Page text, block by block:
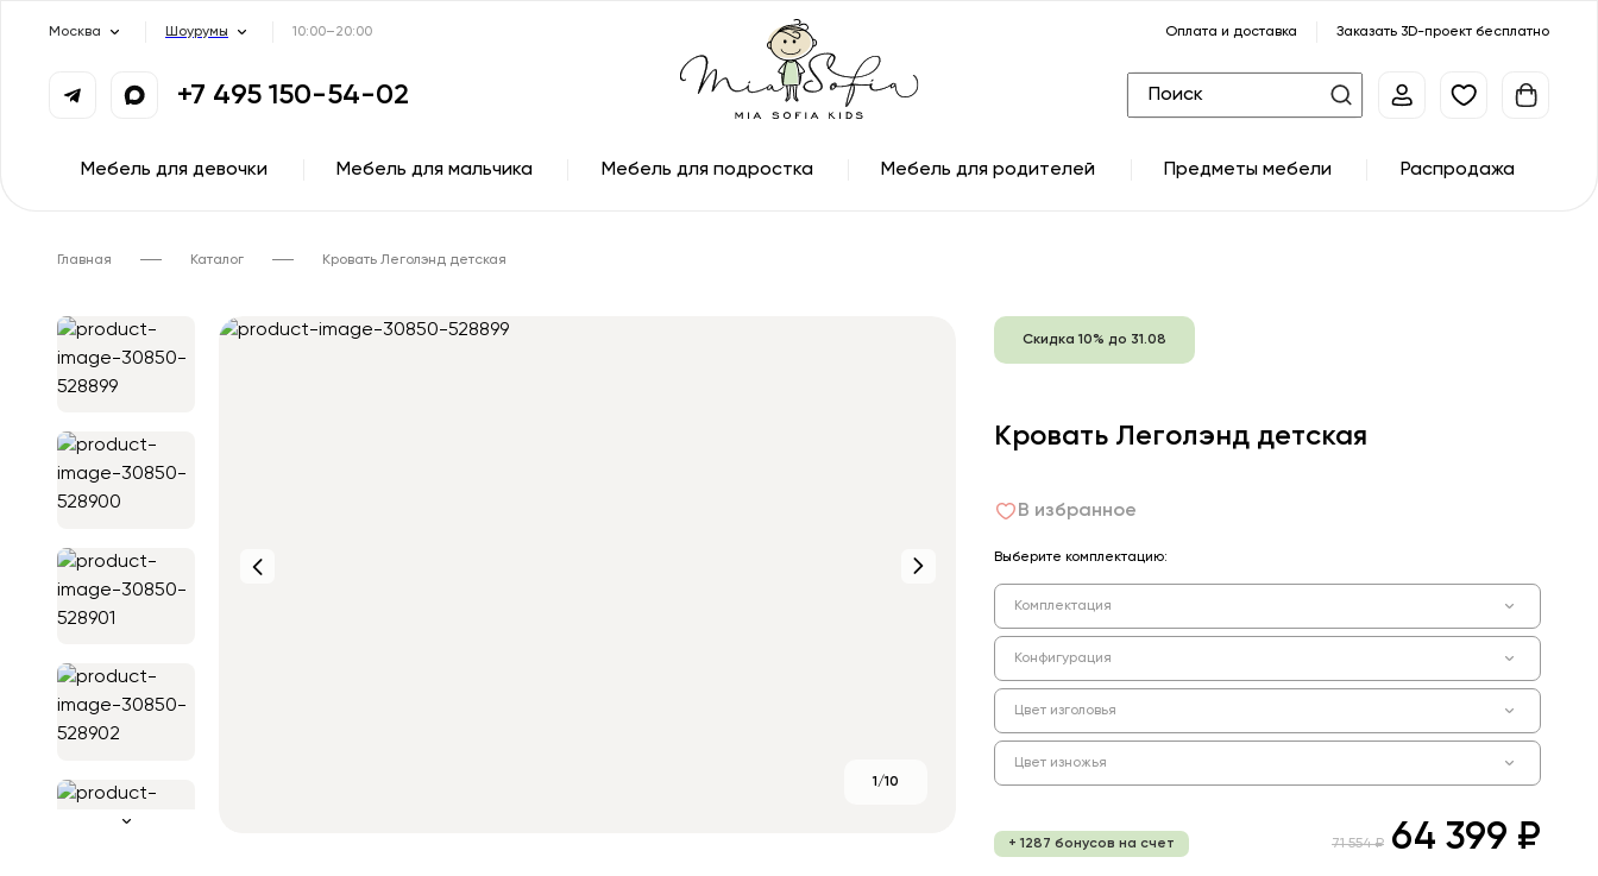
Москва Шоурумы 10:00–20:00 Оплата и доставка Заказать 3D-проект бесплатно
+7 495 150-54-02
Мебель для девочки Мебель для мальчика Мебель для подростка Мебель для родителей Предметы мебели Распродажа
Главная Каталог Кровать Леголэнд детская
1/10
Скидка 10% до 31.08
Кровать Леголэнд детская
В избранное
Выберите комплектацию:
Комплектация
Конфигурация
Цвет изголовья
Цвет изножья
+ 1287 бонусов на счет 71 554 ₽ 64 399 ₽